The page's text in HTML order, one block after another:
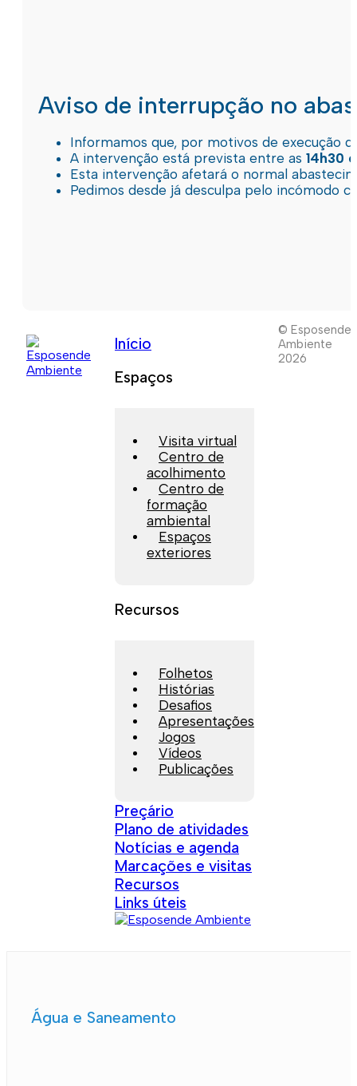
Aviso de interrupção no
Informamos que, por motivos de execução
A intervenção está prevista entre as 14h30
Esta intervenção afetará o normal
Pedimos desde já desculpa pelo incómodo
Início
Espaços
Visita virtual
Centro de
acolhimento
Centro de
formação
ambiental
Espaços
exteriores
Recursos
Folhetos
Histórias
Desafios
Apresentações
Jogos
Vídeos
Publicações
Preçário
Plano de atividades
Notícias e agenda
Marcações e visitas
Recursos
Links úteis
© Esposende
Ambiente
2026
Água e Saneamento